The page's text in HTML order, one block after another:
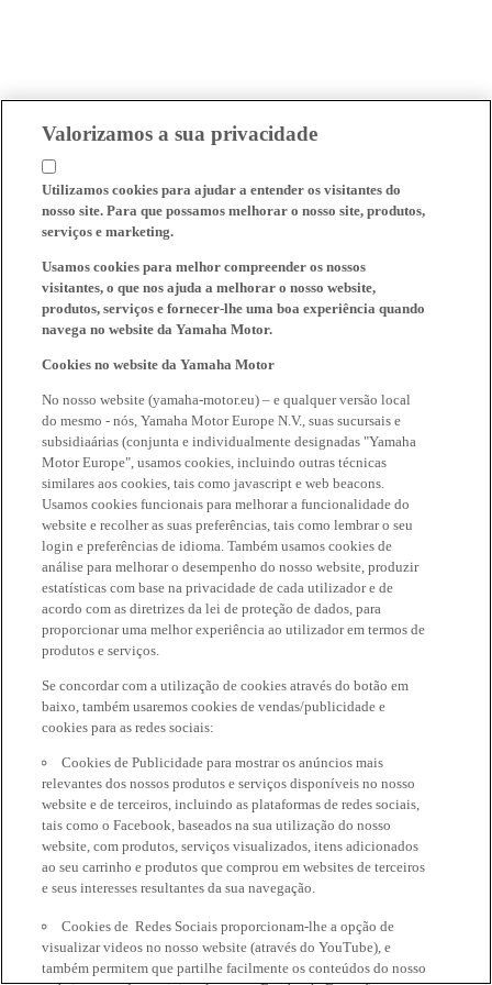
Valorizamos a sua privacidade
Utilizamos cookies para ajudar a entender os visitantes do
nosso site. Para que possamos melhorar o nosso site, produtos,
serviços e marketing.
Usamos cookies para melhor compreender os nossos
visitantes, o que nos ajuda a melhorar o nosso website,
produtos, serviços e fornecer-lhe uma boa experiência quando
navega no website da Yamaha Motor.
Cookies no website da Yamaha Motor
No nosso website (yamaha-motor.eu) – e qualquer versão local
do mesmo - nós, Yamaha Motor Europe N.V., suas sucursais e
subsidiaárias (conjunta e individualmente designadas "Yamaha
Motor Europe", usamos cookies, incluindo outras técnicas
similares aos cookies, tais como javascript e web beacons.
Usamos cookies funcionais para melhorar a funcionalidade do
website e recolher as suas preferências, tais como lembrar o seu
login e preferências de idioma. Também usamos cookies de
análise para melhorar o desempenho do nosso website, produzir
estatísticas com base na privacidade de cada utilizador e de
acordo com as diretrizes da lei de proteção de dados, para
proporcionar uma melhor experiência ao utilizador em termos de
produtos e serviços.
Se concordar com a utilização de cookies através do botão em
baixo, também usaremos cookies de vendas/publicidade e
cookies para as redes sociais:
Cookies de Publicidade para mostrar os anúncios mais
relevantes dos nossos produtos e serviços disponíveis no nosso
website e de terceiros, incluindo as plataformas de redes sociais,
tais como o Facebook, baseados na sua utilização do nosso
website, com produtos, serviços visualizados, itens adicionados
ao seu carrinho e produtos que comprou em websites de terceiros
e seus interesses resultantes da sua navegação.
Cookies de Redes Sociais proporcionam-lhe a opção de
visualizar videos no nosso website (através do YouTube), e
também permitem que partilhe facilmente os conteúdos do nosso